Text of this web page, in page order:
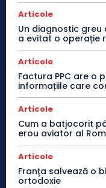
Articole
Un diagnostic
a evitat o operație
Articole
Factura PPC are o
informațiile care
Articole
Cum a batjocorit
erou aviator al
Articole
Franţa salvează o
ortodoxie